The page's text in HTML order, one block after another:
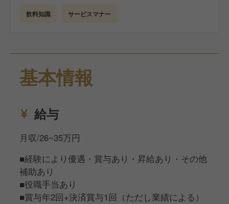
飲料知識 サービスマナー
基本情報
給与
月収/26~35万円
■経験により優遇・賞与あり・昇給あり・その他
補助あり
■役職手当あり
■賞与年2回+決済賞与1回（ただし業績による）